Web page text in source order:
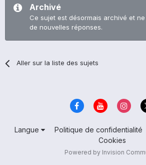
Archivé
Ce sujet est désormais archivé et
de nouvelles réponses.
Aller sur la liste des sujets
Langue Politique de confidentialité
Cookies
Powered by Invision